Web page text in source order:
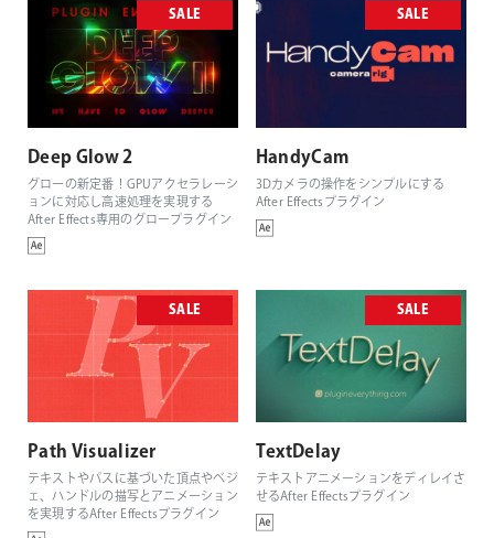
SALE
Deep Glow 2
グローの新定番！GPUアクセラレーシ
ョンに対応し高速処理を実現する
After Effects専用のグロープラグイン
SALE
HandyCam
3Dカメラの操作をシンプルにする
After Effectsプラグイン
SALE
Path Visualizer
テキストやパスに基づいた頂点やベジ
ェ、ハンドルの描写とアニメーション
を実現するAfter Effectsプラグイン
SALE
TextDelay
テキストアニメーションをディレイさ
せるAfter Effectsプラグイン